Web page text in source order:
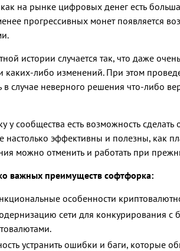
как на рынке цифровых денег есть
прогрессивных монет появляется
истории случается так, что даже
каких-либо изменений. При этом
случае неверного решения что-либо
у сообщества есть возможность сделать
настолько эффективны и полезны, как
можно отменить и работать при
важных преимуществ софтфорка:
особенности
сети для конкурирования с
устранить ошибки и баги, которые